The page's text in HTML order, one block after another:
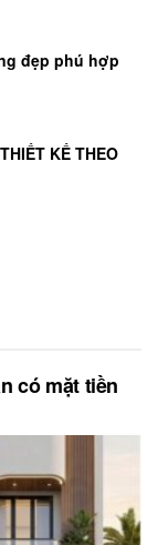
đẹp phú hợp
KẾ THEO
có mặt tiền